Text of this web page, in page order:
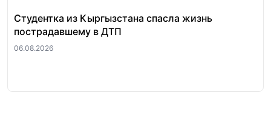
Студентка из Кыргызстана спасла жизнь
пострадавшему в ДТП
06.08.2026